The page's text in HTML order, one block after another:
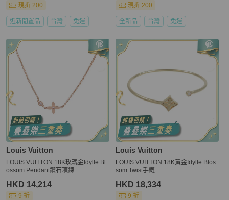
現折 200
近新閒置品 台灣 免運
現折 200
全新品 台灣 免運
Louis Vuitton
LOUIS VUITTON 18K玫瑰金Idylle Bl
ossom Pendant鑽石項鍊
HKD 14,214
9 折
Louis Vuitton
LOUIS VUITTON 18K黃金Idylle Blos
som Twist手鏈
HKD 18,334
9 折